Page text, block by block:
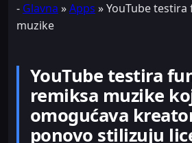
- Glavna »Apps »YouTube
muzike
YouTube testira
remiksa muzike
omogućava
ponovo stilizuju